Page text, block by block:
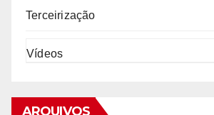
Terceirização
Vídeos
ARQUIVOS